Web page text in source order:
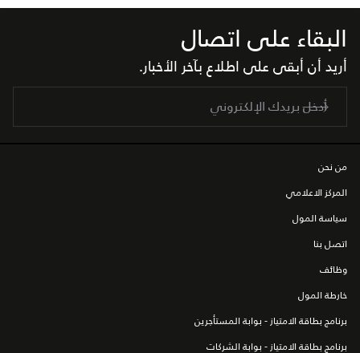
البقاء على اتصال
أريد أن أبقى على اطلاع بآخر الأخبار.
من نحن
المركز الاعلامي
سياسة المول
اتصل بنا
وظائف
خارطة المول
برنامج بطاقة الامتياز - بوابة المستأجرين
برنامج بطاقة الامتياز - بوابة الشركات